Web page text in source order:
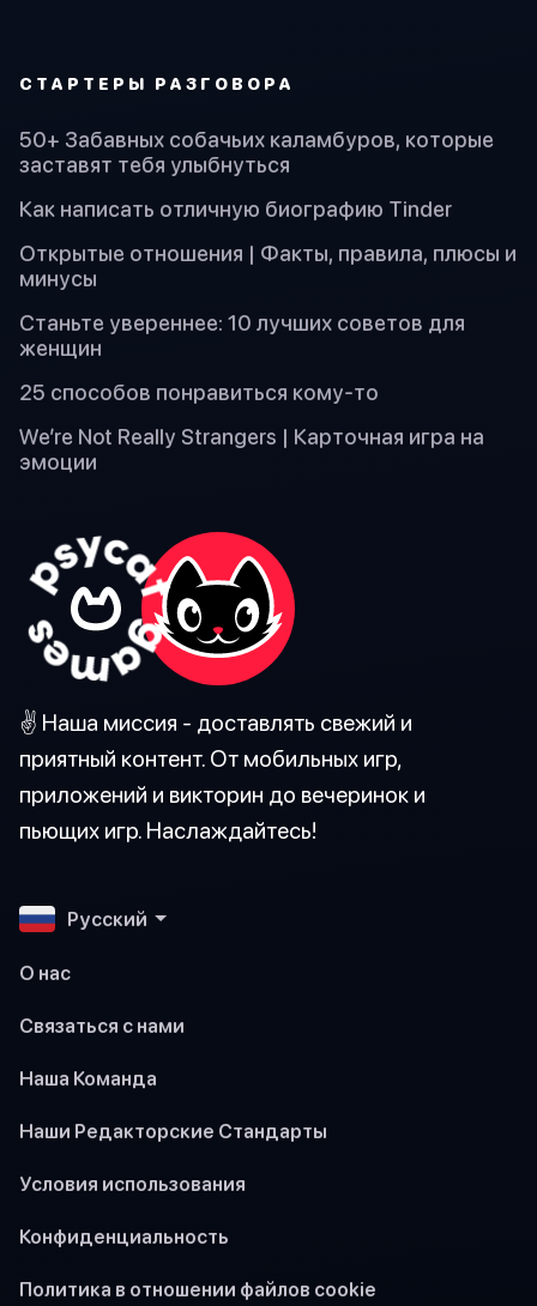
СТАРТЕРЫ РАЗГОВОРА
50+ Забавных собачьих каламбуров, которые
заставят тебя улыбнуться
Как написать отличную биографию Tinder
Открытые отношения | Факты, правила, плюсы и
минусы
Станьте увереннее: 10 лучших советов для
женщин
25 способов понравиться кому-то
We’re Not Really Strangers | Карточная игра на
эмоции
✌️ Наша миссия - доставлять свежий и
приятный контент. От мобильных игр,
приложений и викторин до вечеринок и
пьющих игр. Наслаждайтесь!
Pусский
О нас
Связаться с нами
Наша Команда
Наши Редакторские Стандарты
Условия использования
Конфиденциальность
Политика в отношении файлов cookie